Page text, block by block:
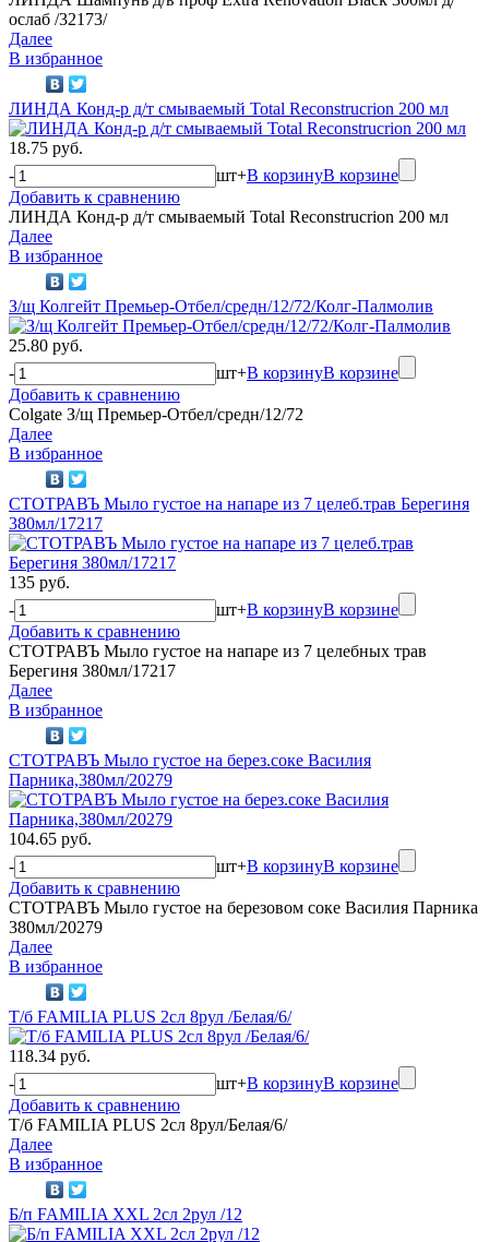
ослаб /32173/
Далее
В избранное
ЛИНДА Конд-р д/т смываемый Total Reconstrucrion 200 мл
18.75 руб.
-
шт+В корзинуВ корзине
Добавить к сравнению
ЛИНДА Конд-р д/т смываемый Total Reconstrucrion 200 мл
Далее
В избранное
З/щ Колгейт Премьер-Отбел/средн/12/72/Колг-Палмолив
25.80 руб.
-
шт+В корзинуВ корзине
Добавить к сравнению
Colgate З/щ Премьер-Отбел/средн/12/72
Далее
В избранное
СТОТРАВЪ Мыло густое на напаре из 7 целеб.трав Берегиня
380мл/17217
135 руб.
-
шт+В корзинуВ корзине
Добавить к сравнению
СТОТРАВЪ Мыло густое на напаре из 7 целебных трав
Берегиня 380мл/17217
Далее
В избранное
СТОТРАВЪ Мыло густое на берез.соке Василия
Парника,380мл/20279
104.65 руб.
-
шт+В корзинуВ корзине
Добавить к сравнению
СТОТРАВЪ Мыло густое на березовом соке Василия Парника
380мл/20279
Далее
В избранное
Т/б FAMILIA PLUS 2сл 8рул /Белая/6/
118.34 руб.
-
шт+В корзинуВ корзине
Добавить к сравнению
Т/б FAMILIA PLUS 2сл 8рул/Белая/6/
Далее
В избранное
Б/п FAMILIA XXL 2сл 2рул /12